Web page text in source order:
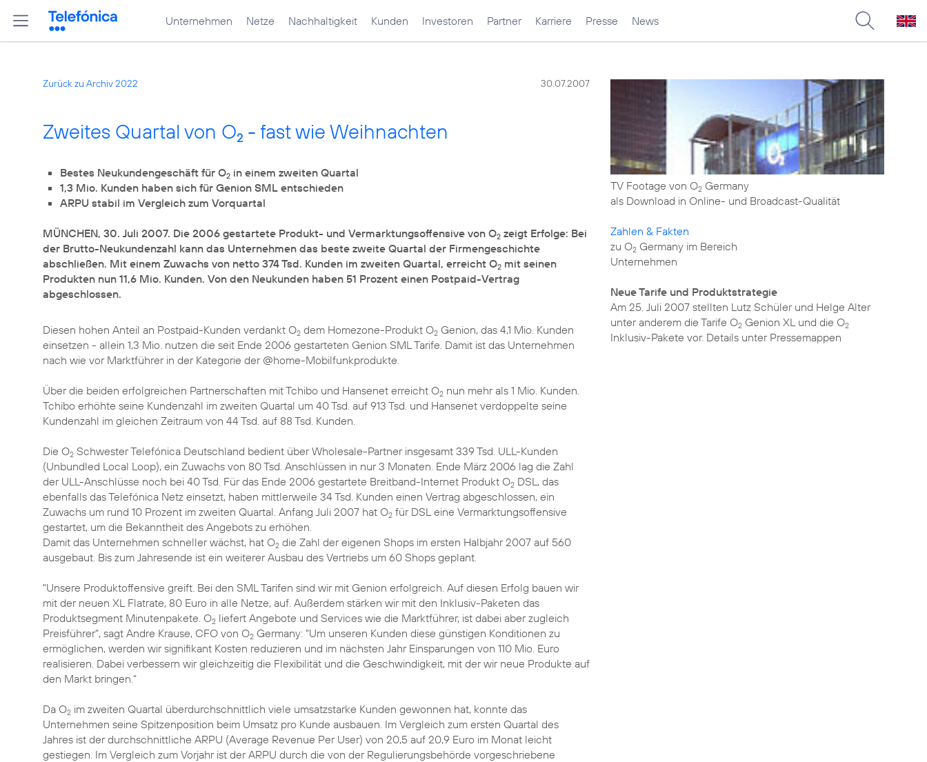
Unternehmen Netze Nachhaltigkeit Kunden Investoren Partner Karriere Presse News
Zurück zu Archiv 2022 30.07.2007
Zweites Quartal von O2 - fast wie Weihnachten
Bestes Neukundengeschäft für O2
MÜNCHEN, 30. Juli 2007. Die 2006 gestartete Produkt- und Vermarktungsoffensive von O2 zeigt Erfolge: Bei
der Brutto-Neukundenzahl kann das Unternehmen das beste zweite Quartal der Firmengeschichte
abschließen. Mit einem Zuwachs von netto 374 Tsd. Kunden im zweiten Quartal, erreicht O2 mit seinen
Produkten nun 11,6 Mio. Kunden. Von den Neukunden haben 51 Prozent einen Postpaid-Vertrag
abgeschlossen.
Diesen hohen Anteil an Postpaid-Kunden verdankt O2 dem Homezone-Produkt O2 Genion, das 4,1 Mio. Kunden
einsetzen - allein 1,3 Mio. nutzen die seit Ende 2006 gestarteten Genion SML Tarife. Damit ist das Unternehmen
nach wie vor Marktführer in der Kategorie der @home-Mobilfunkprodukte.
Über die beiden erfolgreichen Partnerschaften mit Tchibo und Hansenet erreicht O2 nun mehr als 1 Mio. Kunden.
Tchibo erhöhte seine Kundenzahl im zweiten Quartal um 40 Tsd. auf 913 Tsd. und Hansenet verdoppelte seine
Kundenzahl im gleichen Zeitraum von 44 Tsd. auf 88 Tsd. Kunden.
Die O2 Schwester Telefónica Deutschland bedient über Wholesale-Partner insgesamt 339 Tsd. ULL-Kunden
(Unbundled Local Loop), ein Zuwachs von 80 Tsd. Anschlüssen in nur 3 Monaten. Ende März 2006 lag die Zahl
der ULL-Anschlüsse noch bei 40 Tsd. Für das Ende 2006 gestartete Breitband-Internet Produkt O2 DSL, das
ebenfalls das Telefónica Netz einsetzt, haben mittlerweile 34 Tsd. Kunden einen Vertrag abgeschlossen, ein
Zuwachs um rund 10 Prozent im zweiten Quartal. Anfang Juli 2007 hat O2 für DSL eine Vermarktungsoffensive
gestartet, um die Bekanntheit des Angebots zu erhöhen.
Damit das Unternehmen schneller wächst, hat O2 die Zahl der eigenen Shops im ersten Halbjahr 2007 auf 560
ausgebaut. Bis zum Jahresende ist ein weiterer Ausbau des Vertriebs um 60 Shops geplant.
"Unsere Produktoffensive greift. Bei den SML Tarifen sind wir mit Genion erfolgreich. Auf diesen Erfolg bauen wir
mit der neuen XL Flatrate, 80 Euro in alle Netze, auf. Außerdem stärken wir mit den Inklusiv-Paketen das
Produktsegment Minutenpakete. O2 liefert Angebote und Services wie die Marktführer, ist dabei aber zugleich
Preisführer", sagt Andre Krause, CFO von O2 Germany: "Um unseren Kunden diese günstigen Konditionen zu
ermöglichen, werden wir signifikant Kosten reduzieren und im nächsten Jahr Einsparungen von 110 Mio. Euro
realisieren. Dabei verbessern wir gleichzeitig die Flexibilität und die Geschwindigkeit, mit der wir neue Produkte auf
den Markt bringen."
Da O2 im zweiten Quartal überdurchschnittlich viele umsatzstarke Kunden gewonnen hat, konnte das
Unternehmen seine Spitzenposition beim Umsatz pro Kunde ausbauen. Im Vergleich zum ersten Quartal des
Jahres ist der durchschnittliche ARPU (Average Revenue Per User) von 20,5 auf 20,9 Euro im Monat leicht
gestiegen. Im Vergleich zum Vorjahr ist der ARPU durch die von der Regulierungsbehörde vorgeschriebene
TV Footage von O2 Germany
als Download in Online- und Broadcast-Qualität
Zahlen & Fakten
zu O2 Germany im Bereich
Unternehmen
Neue Tarife und Produktstrategie
Am 25. Juli 2007 stellten Lutz Schüler und Helge Alter
unter anderem die Tarife O2 Genion XL und die O2
Inklusiv-Pakete vor. Details unter Pressemappen